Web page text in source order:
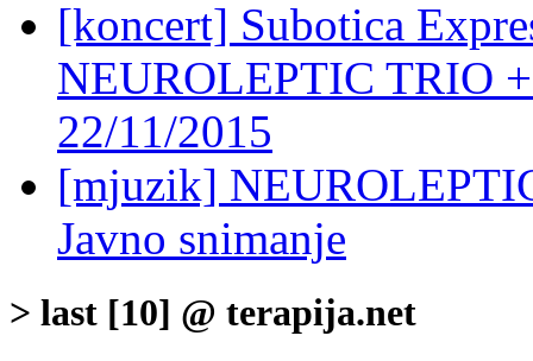
[koncert] Subotica
NEUROLEPTIC TRIO
22/11/2015
[mjuzik]
Javno snimanje
> last [10] @ terapija.net